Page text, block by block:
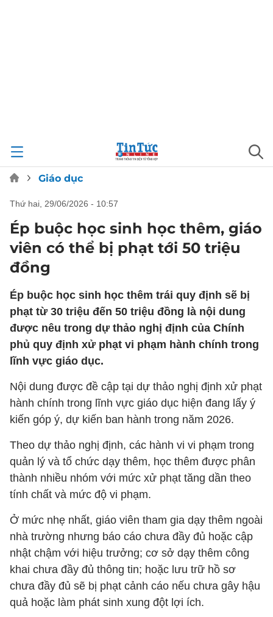
Giáo dục
thứ hai, 29/06/2026 - 10:57
Ép buộc học sinh học thêm, giáo
viên có thể bị phạt tới 50 triệu
đồng
Ép buộc học sinh học thêm trái quy định sẽ bị
phạt từ 30 triệu đến 50 triệu đồng là nội dung
được nêu trong dự thảo nghị định của Chính
phủ quy định xử phạt vi phạm hành chính trong
lĩnh vực giáo dục.
Nội dung được đề cập tại dự thảo nghị định xử phạt
hành chính trong lĩnh vực giáo dục hiện đang lấy ý
kiến góp ý, dự kiến ban hành trong năm 2026.
Theo dự thảo nghị định, các hành vi vi phạm trong
quản lý và tổ chức dạy thêm, học thêm được phân
thành nhiều nhóm với mức xử phạt tăng dần theo
tính chất và mức độ vi phạm.
Ở mức nhẹ nhất, giáo viên tham gia dạy thêm ngoài
nhà trường nhưng báo cáo chưa đầy đủ hoặc cập
nhật chậm với hiệu trưởng; cơ sở dạy thêm công
khai chưa đầy đủ thông tin; hoặc lưu trữ hồ sơ
chưa đầy đủ sẽ bị phạt cảnh cáo nếu chưa gây hậu
quả hoặc làm phát sinh xung đột lợi ích.